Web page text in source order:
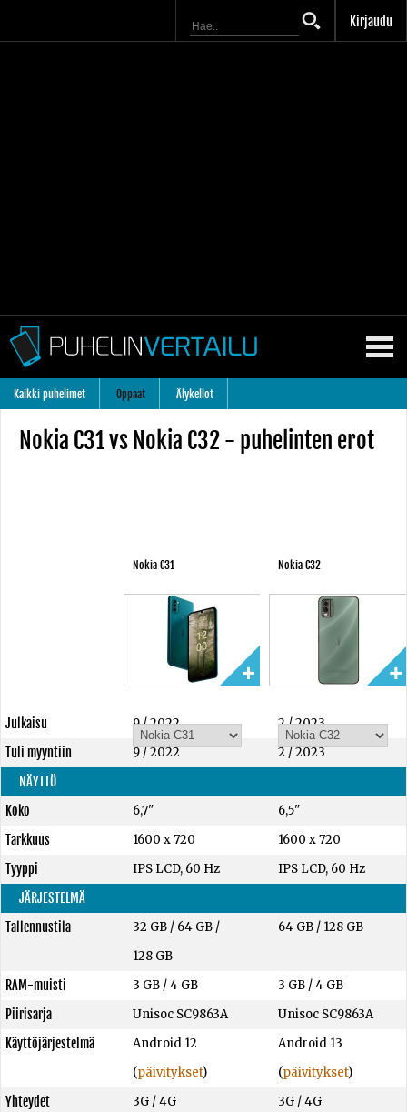
Kirjaudu
Kaikki puhelimet Oppaat Älykellot
Nokia C31 vs Nokia C32 - puhelinten erot
Nokia C31 Nokia C32
Julkaisu 9 / 2022
2 / 2023
Tuli myyntiin
9 / 2022
2 / 2023
NÄYTTÖ
Koko
6,7"
6,5"
Tarkkuus
1600 x 720
1600 x 720
Tyyppi
IPS LCD, 60 Hz
IPS LCD, 60 Hz
JÄRJESTELMÄ
Tallennustila
32 GB/ 64 GB/
128 GB
64 GB / 128 GB
RAM-muisti 3 GB/4 GB 3 GB /4 GB
Piirisarja
Unisoc SC9863A
Unisoc SC9863A
Käyttöjärjestelmä
Android 12
(päivitykset)
Android 13
(päivitykset)
Yhteydet
3G / 4G
3G / 4G